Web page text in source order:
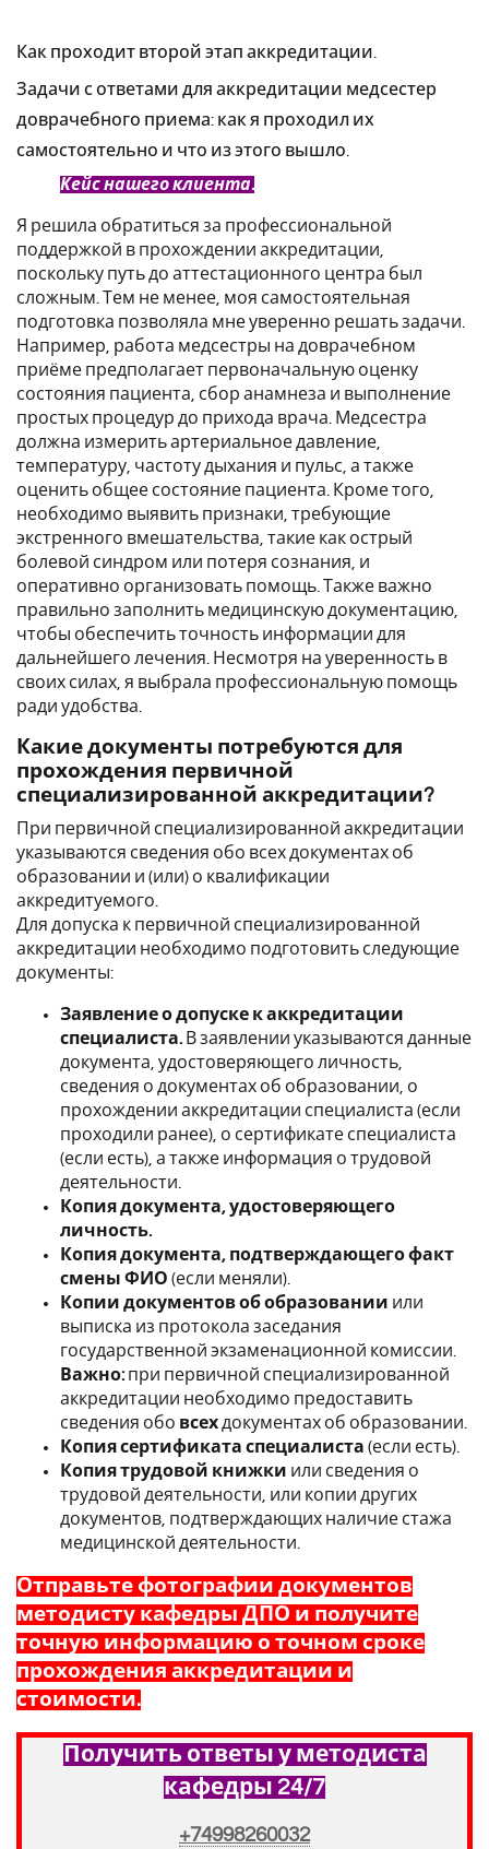
Как проходит второй этап аккредитации.
Задачи с ответами для аккредитации медсестер
доврачебного приема: как я проходил их
самостоятельно и что из этого вышло.
Кейс нашего клиента.
Я решила обратиться за профессиональной
поддержкой в прохождении аккредитации,
поскольку путь до аттестационного центра был
сложным. Тем не менее, моя самостоятельная
подготовка позволяла мне уверенно решать задачи.
Например, работа медсестры на доврачебном
приёме предполагает первоначальную оценку
состояния пациента, сбор анамнеза и выполнение
простых процедур до прихода врача. Медсестра
должна измерить артериальное давление,
температуру, частоту дыхания и пульс, а также
оценить общее состояние пациента. Кроме того,
необходимо выявить признаки, требующие
экстренного вмешательства, такие как острый
болевой синдром или потеря сознания, и
оперативно организовать помощь. Также важно
правильно заполнить медицинскую документацию,
чтобы обеспечить точность информации для
дальнейшего лечения. Несмотря на уверенность в
своих силах, я выбрала профессиональную помощь
ради удобства.
Какие документы потребуются для
прохождения первичной
специализированной аккредитации?
При первичной специализированной аккредитации
указываются сведения обо всех документах об
образовании и (или) о квалификации
аккредитуемого.
Для допуска к первичной специализированной
аккредитации необходимо подготовить следующие
документы:
Заявление о допуске к аккредитации
специалиста. В заявлении указываются данные
документа, удостоверяющего личность,
сведения о документах об образовании, о
прохождении аккредитации специалиста (если
проходили ранее), о сертификате специалиста
(если есть), а также информация о трудовой
деятельности.
Копия документа, удостоверяющего
личность.
Копия документа, подтверждающего факт
смены ФИО (если меняли).
Копии документов об образовании или
выписка из протокола заседания
государственной экзаменационной комиссии.
Важно: при первичной специализированной
аккредитации необходимо предоставить
сведения обо всех документах об образовании.
Копия сертификата специалиста (если есть).
Копия трудовой книжки или сведения о
трудовой деятельности, или копии других
документов, подтверждающих наличие стажа
медицинской деятельности.
Отправьте фотографии документов
методисту кафедры ДПО и получите
точную информацию о точном сроке
прохождения аккредитации и
стоимости.
Получить ответы у методиста
кафедры 24/7
+74998260032